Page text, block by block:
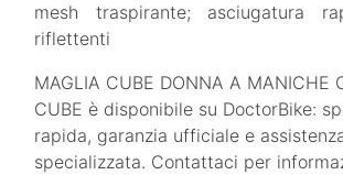
mesh traspirante; asciugatura
riflettenti
MAGLIA CUBE DONNA A MANICHE
CUBE è disponibile su DoctorBike:
rapida, garanzia ufficiale e
specializzata. Contattaci per